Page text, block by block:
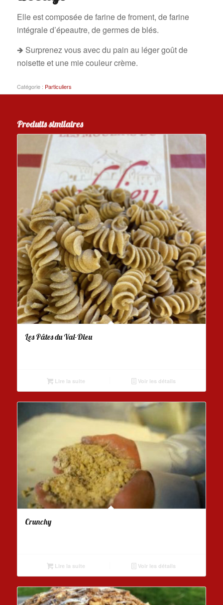
Elle est composée de farine de froment, de farine
intégrale d’épeautre, de germes de blés.
🡺 Surprenez vous avec du pain au léger goût de
noisette et une mie couleur crème.
Catégorie : Particuliers
Produits similaires
Les Pâtes du Val-Dieu
Lire la suite Voir les détails
Crunchy
Lire la suite Voir les détails